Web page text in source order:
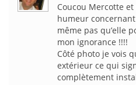
Coucou Mercotte
humeur
même pas qu’elle
mon ignorance !!!!
Côté photo je vois
extérieur ce qui
complètement